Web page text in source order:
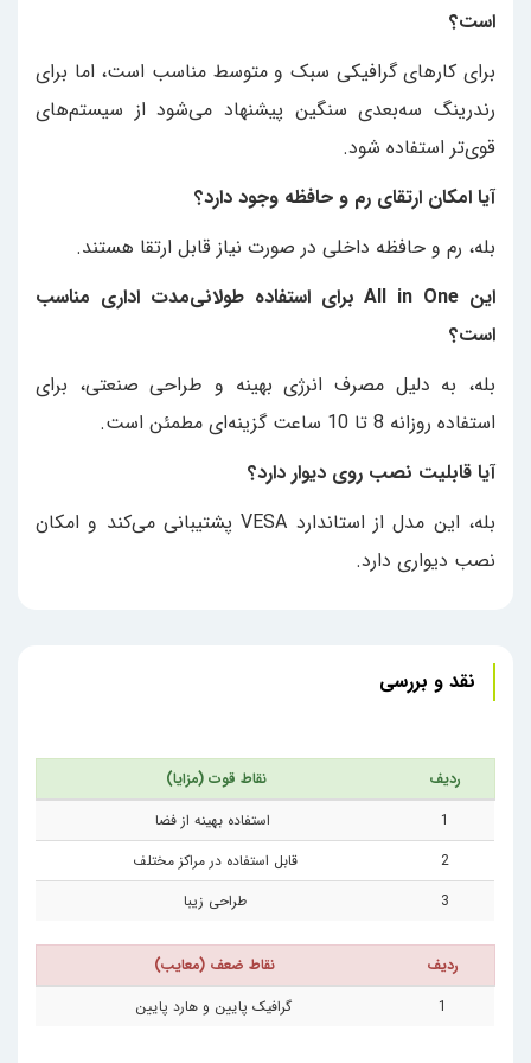
است؟
برای کارهای گرافیکی سبک و متوسط مناسب است، اما برای
رندرینگ سه‌بعدی سنگین پیشنهاد می‌شود از سیستم‌های
قوی‌تر استفاده شود.
آیا امکان ارتقای رم و حافظه وجود دارد؟
بله، رم و حافظه داخلی در صورت نیاز قابل ارتقا هستند.
این All in One برای استفاده طولانی‌مدت اداری مناسب
است؟
بله، به دلیل مصرف انرژی بهینه و طراحی صنعتی، برای
استفاده روزانه 8 تا 10 ساعت گزینه‌ای مطمئن است.
آیا قابلیت نصب روی دیوار دارد؟
بله، این مدل از استاندارد VESA پشتیبانی می‌کند و امکان
نصب دیواری دارد.
نقد و بررسی
ردیف
نقاط قوت (مزایا)
1
استفاده بهینه از فضا
2
قابل استفاده در مراکز مختلف
3
طراحی زیبا
ردیف
نقاط ضعف (معایب)
1
گرافیک پایین و هارد پایین